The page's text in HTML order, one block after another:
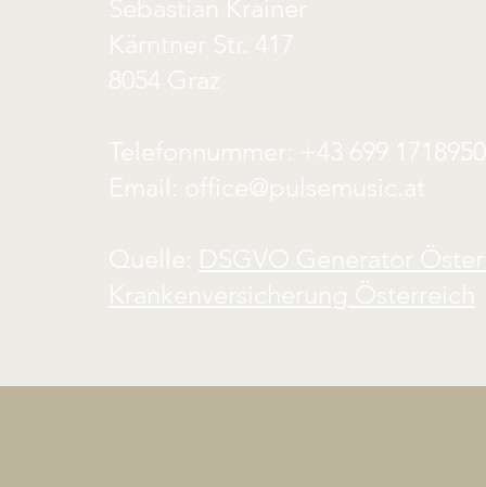
Sebastian Krainer
Kärntner Str. 417
8054 Graz
Telefonnummer: +43 699
Email: office@pulsemusic.at
Quelle: DSGVO Generator
Krankenversicherung Österreich